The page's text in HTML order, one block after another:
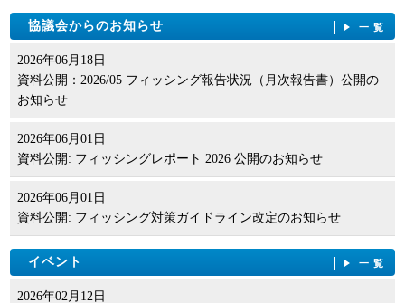
協議会からのお知らせ 一覧
2026年06月18日
資料公開：2026/05 フィッシング報告状況（月次報告書）公開の
お知らせ
2026年06月01日
資料公開: フィッシングレポート 2026 公開のお知らせ
2026年06月01日
資料公開: フィッシング対策ガイドライン改定のお知らせ
イベント 一覧
2026年02月12日